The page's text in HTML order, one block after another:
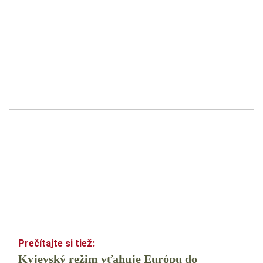
Kyjevský režim vťahuje Európu do